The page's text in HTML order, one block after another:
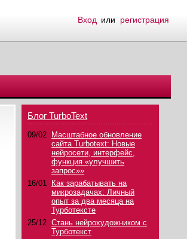
Вход или регистрация
Блог TurboText
09/02
Масштабное обновление
сайта Turbotext: Новые
нейросети, интерфейс,
функция «улучшить
запрос»»
16/01
Как зарабатывать на
микрозадачах: Личный
опыт за два месяца на
Турботексте
25/12 Стань нейрохудожником с
Турботекст